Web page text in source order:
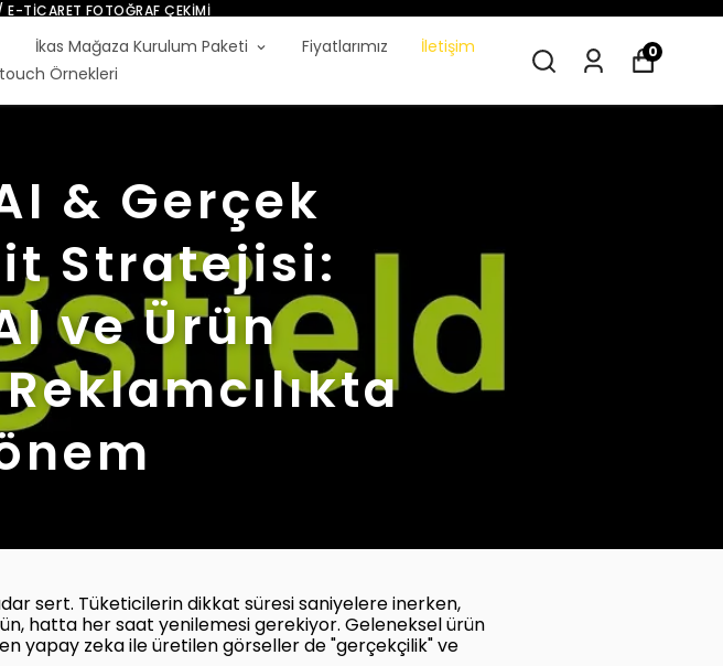
HIZMETLERI
İkas Mağaza Kurulum Paketi Fiyatlarımız
İletişim
Örnekleri
0
& Gerçek
Stratejisi:
ve Ürün
sert. Tüketicilerin dikkat süresi saniyelere inerken,
hatta her saat yenilemesi gerekiyor. Geleneksel ürün
yapay zeka ile üretilen görseller de "gerçekçilik" ve